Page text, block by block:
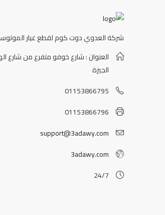
شركة العدوي دوت كوم لقطع غيار
العنوان : شارع خوفو متفرع من شارع
الجيزة
01153866795
01153866796
support@3adawy.com
3adawy.com
24/7